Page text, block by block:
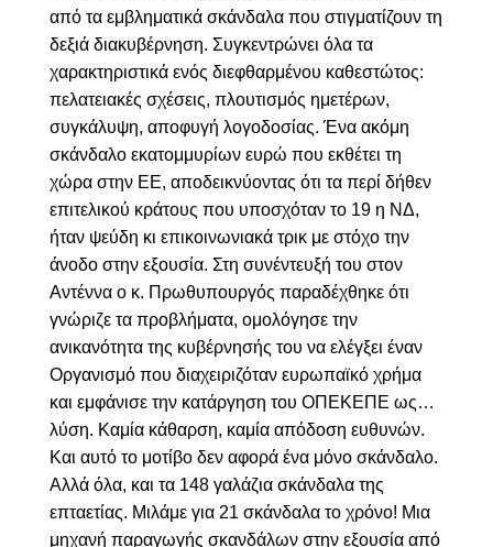
από τα εμβληματικά σκάνδαλα που στιγματίζουν τη
δεξιά διακυβέρνηση. Συγκεντρώνει όλα τα
χαρακτηριστικά ενός διεφθαρμένου καθεστώτος:
πελατειακές σχέσεις, πλουτισμός ημετέρων,
συγκάλυψη, αποφυγή λογοδοσίας. Ένα ακόμη
σκάνδαλο εκατομμυρίων ευρώ που εκθέτει τη
χώρα στην ΕΕ, αποδεικνύοντας ότι τα περί δήθεν
επιτελικού κράτους που υποσχόταν το 19 η ΝΔ,
ήταν ψεύδη κι επικοινωνιακά τρικ με στόχο την
άνοδο στην εξουσία. Στη συνέντευξή του στον
Αντέννα ο κ. Πρωθυπουργός παραδέχθηκε ότι
γνώριζε τα προβλήματα, ομολόγησε την
ανικανότητα της κυβέρνησής του να ελέγξει έναν
Οργανισμό που διαχειριζόταν ευρωπαϊκό χρήμα
και εμφάνισε την κατάργηση του ΟΠΕΚΕΠΕ ως…
λύση. Καμία κάθαρση, καμία απόδοση ευθυνών.
Και αυτό το μοτίβο δεν αφορά ένα μόνο σκάνδαλο.
Αλλά όλα, και τα 148 γαλάζια σκάνδαλα της
επταετίας. Μιλάμε για 21 σκάνδαλα το χρόνο! Μια
μηχανή παραγωγής σκανδάλων στην εξουσία από